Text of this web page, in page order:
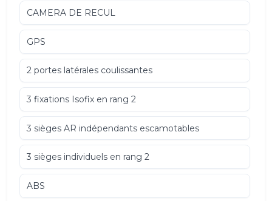
CAMERA DE RECUL
GPS
2 portes latérales coulissantes
3 fixations Isofix en rang 2
3 sièges AR indépendants escamotables
3 sièges individuels en rang 2
ABS